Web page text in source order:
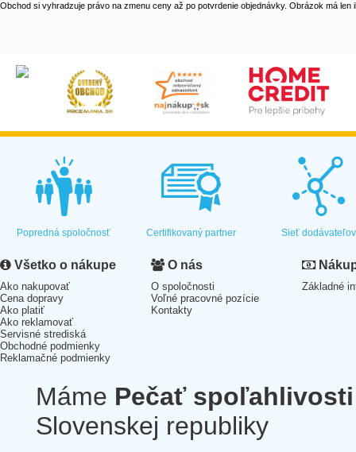
Obchod si vyhradzuje právo na zmenu ceny až po potvrdenie objednávky. Obrázok má len
Popredná spoločnosť Certifikovaný partner Sieť dodávateľov
Všetko o nákupe
Ako nakupovať
Cena dopravy
Ako platiť
Ako reklamovať
Servisné strediská
Obchodné podmienky
Reklamačné podmienky
O nás
O spoločnosti
Voľné pracovné pozície
Kontakty
Základné
Máme Pečať spoľahlivosti
Slovenskej republiky